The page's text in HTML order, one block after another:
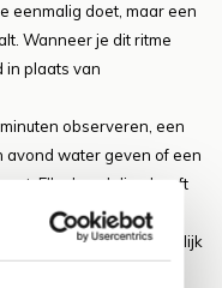
eenmalig doet, maar een
Wanneer je dit ritme
in plaats van
observeren, een
avond water geven of een
Elke handeling heeft
kan net zo schadelijk
om te groeien en je